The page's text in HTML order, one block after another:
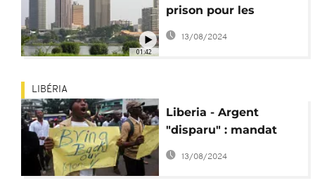
01:42
prison pour les
responsables du
scandale financier
13/08/2024
LIBÉRIA
Liberia - Argent
"disparu" : mandat
d'arrêt contre le fils
d'Ellen Johnson Sirleaf
13/08/2024